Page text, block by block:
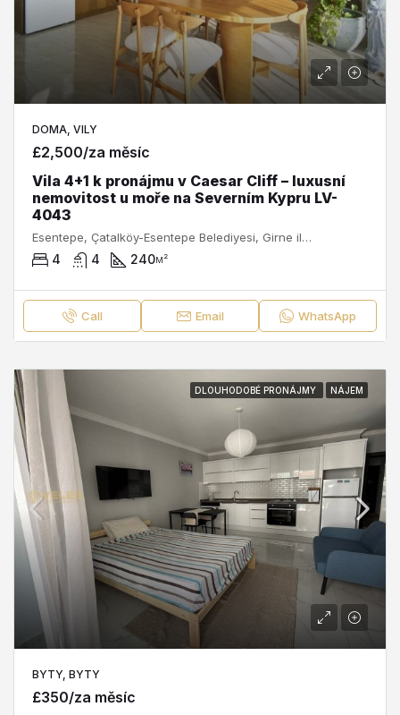
DOMA, VILY
£2,500/za měsíc
Vila 4+1 k pronájmu v Caesar Cliff – luxusní
nemovitost u moře na Severním Kypru LV-
4043
Esentepe, Çatalköy-Esentepe Belediyesi, Girne ilçesi, Kuzey Kıbrıs, 99400, Κύπρος - Kıbrıs
4 4 240м²
Call Email WhatsApp
DLOUHODOBÉ PRONÁJMY NÁJEM
BYTY, BYTY
£350/za měsíc